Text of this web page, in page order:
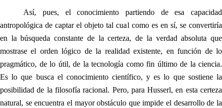
Así, pues, el conocimiento partiendo de esa capacidad
antropológica de captar el objeto tal cual como es en sí, se convertiría
en la búsqueda constante de la certeza, de la verdad absoluta que
mostrase el orden lógico de la realidad existente, en función de lo
pragmático, de lo útil, de la tecnología como fin último de la ciencia.
Es lo que busca el conocimiento científico, y es lo que sostiene la
posibilidad de la filosofía racional. Pero, para Husserl, en esta certeza
natural, se encuentra el mayor obstáculo que impide el desarrollo de la